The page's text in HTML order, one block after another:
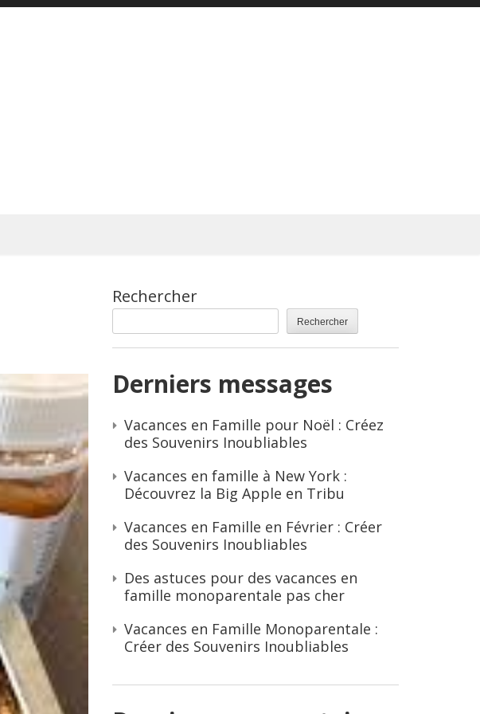
Rechercher
Rechercher
Derniers messages
Vacances en Famille pour Noël : Créez
des Souvenirs Inoubliables
Vacances en famille à New York :
Découvrez la Big Apple en Tribu
Vacances en Famille en Février : Créer
des Souvenirs Inoubliables
Des astuces pour des vacances en
famille monoparentale pas cher
Vacances en Famille Monoparentale :
Créer des Souvenirs Inoubliables